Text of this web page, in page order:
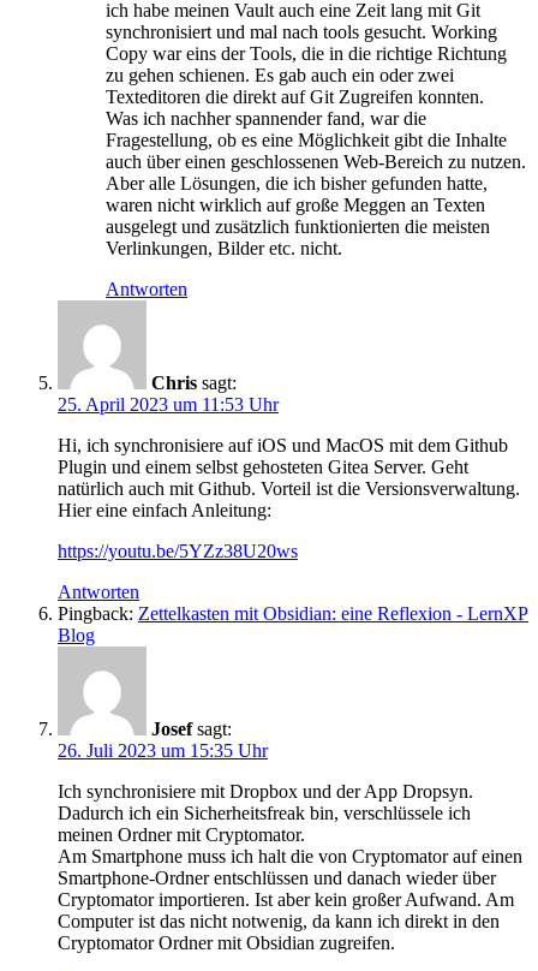
ich habe meinen Vault auch eine Zeit lang mit Git
synchronisiert und mal nach tools gesucht. Working
Copy war eins der Tools, die in die richtige Richtung
zu gehen schienen. Es gab auch ein oder zwei
Texteditoren die direkt auf Git Zugreifen konnten.
Was ich nachher spannender fand, war die
Fragestellung, ob es eine Möglichkeit gibt die Inhalte
auch über einen geschlossenen Web-Bereich zu nutzen.
Aber alle Lösungen, die ich bisher gefunden hatte,
waren nicht wirklich auf große Meggen an Texten
ausgelegt und zusätzlich funktionierten die meisten
Verlinkungen, Bilder etc. nicht.
Antworten
Chris sagt:
25. April 2023 um 11:53 Uhr
Hi, ich synchronisiere auf iOS und MacOS mit dem Github
Plugin und einem selbst gehosteten Gitea Server. Geht
natürlich auch mit Github. Vorteil ist die Versionsverwaltung.
Hier eine einfach Anleitung:
https://youtu.be/5YZz38U20ws
Antworten
Pingback: Zettelkasten mit Obsidian: eine Reflexion - LernXP
Blog
Josef sagt:
26. Juli 2023 um 15:35 Uhr
Ich synchronisiere mit Dropbox und der App Dropsyn.
Dadurch ich ein Sicherheitsfreak bin, verschlüssele ich
meinen Ordner mit Cryptomator.
Am Smartphone muss ich halt die von Cryptomator auf einen
Smartphone-Ordner entschlüssen und danach wieder über
Cryptomator importieren. Ist aber kein großer Aufwand. Am
Computer ist das nicht notwenig, da kann ich direkt in den
Cryptomator Ordner mit Obsidian zugreifen.